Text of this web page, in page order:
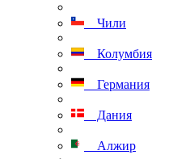
Чили
Колумбия
Германия
Дания
Алжир